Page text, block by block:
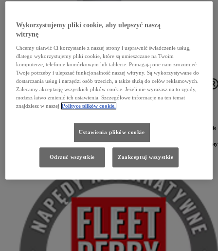
Potrójny sukces Toyoty. W najnowszym plebiscycie Fleet Derby 2020 Toyota została ponownie
wybrana najlepszą marką flotową w segmencie samochodów osobowych. Doceniono także
najnowsza generacja układu hybrydowego Hybrid Dynamic Force. Internetowe Salony Toyoty
i Lexusa zostały uznane za najlepszy Produkt/Usługę Flotową 2020.
Wykorzystujemy pliki cookie, aby ulepszyć naszą
witrynę
Chcemy ułatwić Ci korzystanie z naszej strony i usprawnić świadczenie usług,
dlatego wykorzystujemy pliki cookie, które są umieszczane na Twoim
komputerze, telefonie komórkowym lub tablecie. Pomagają one nam zrozumieć
Twoje potrzeby i ulepszać funkcjonalność naszej witryny. Są wykorzystywane do
dostarczania usług i narzędzi osób trzecich, a także służą do celów reklamowych.
Zalecamy akceptację wszystkich plików cookie. Jeżeli nie wyrażasz na to zgody,
możesz łatwo zmienić ich ustawienia. Szczegółowe informacje na ten temat
znajdziesz w naszej Polityce plików cookie.
Ustawienia plików cookie
Odrzuć wszystkie Zaakceptuj wszystkie